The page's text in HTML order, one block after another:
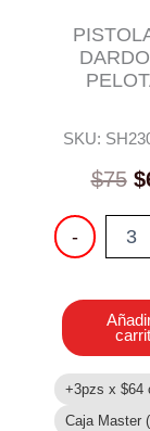
SKU:
$75 $
-
PISTOLA
DE
PELOTAS
cantidad
+3pzs x $64
Caja Master